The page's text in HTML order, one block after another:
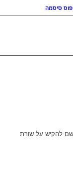
סיסמה
להקיש על שורת